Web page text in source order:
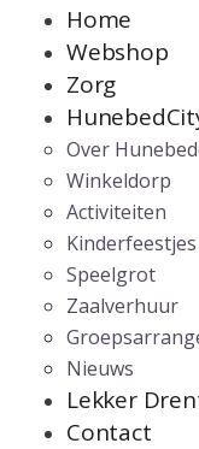
Home
Webshop
Zorg
Over
Winkeldorp
Activiteiten
Kinderfeestjes
Speelgrot
Zaalverhuur
Nieuws
Lekker
Contact